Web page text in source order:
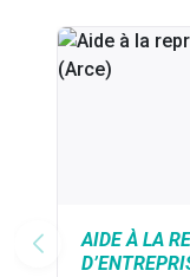
AIDE À LA